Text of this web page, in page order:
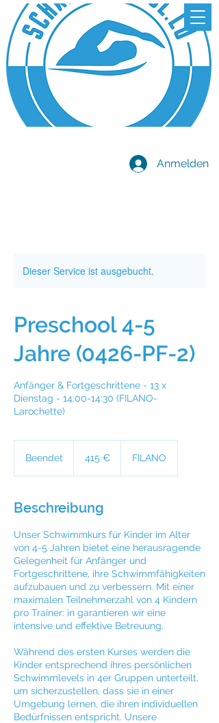
Anmelden
Dieser Service ist ausgebucht.
Preschool 4-5
Jahre (0426-PF-2)
Anfänger & Fortgeschrittene - 13 x
Dienstag - 14:00-14:30 (FILANO-
Larochette)
Beendet
d
t
415 € FILANO
Beschreibung
Unser Schwimmkurs für Kinder im Alter
von 4-5 Jahren bietet eine herausragende
Gelegenheit für Anfänger und
Fortgeschrittene, ihre Schwimmfähigkeiten
aufzubauen und zu verbessern. Mit einer
maximalen Teilnehmerzahl von 4 Kindern
pro Trainer: in garantieren wir eine
intensive und effektive Betreuung.
Während des ersten Kurses werden die
Kinder entsprechend ihres persönlichen
Schwimmlevels in 4er Gruppen unterteilt,
um sicherzustellen, dass sie in einer
Umgebung lernen, die ihren individuellen
Bedürfnissen entspricht. Unsere